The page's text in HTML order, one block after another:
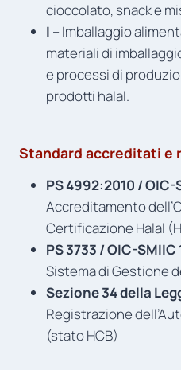
cioccolato, snack e
I – Imballaggio
materiali di
e processi di
prodotti halal.
Standard accreditati e
PS 4992:2010 / OIC-
Accreditamento
Certificazione Halal
PS 3733 / OIC-SMIIC
Sistema di Gestione
Sezione 34 della
Registrazione
(stato HCB)